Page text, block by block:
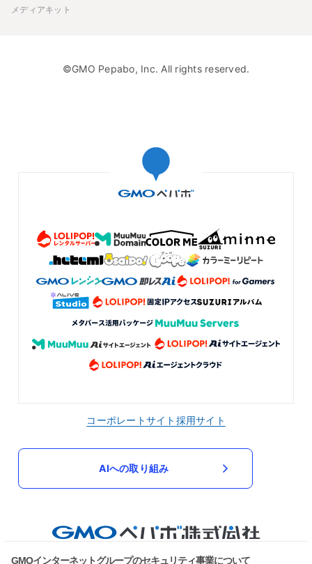
メディアキット
©GMO Pepabo, Inc. All rights reserved.
コーポレートサイト 採用サイト
AIへの取り組み
GMOインターネットグループのセキュリティ事業について